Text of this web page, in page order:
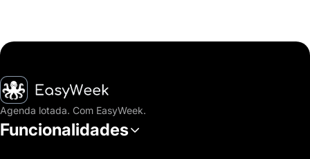
Página inicial
Agenda lotada. Com EasyWeek.
Funcionalidades